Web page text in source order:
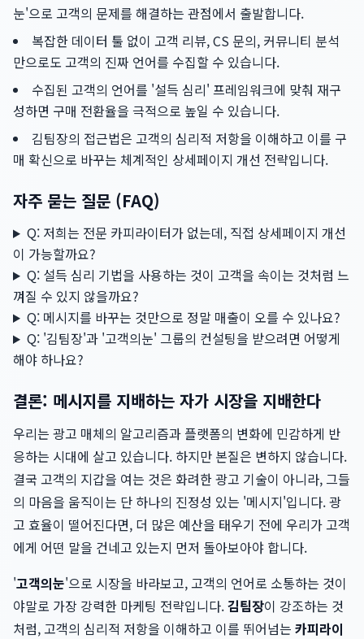
눈'으로 고객의 문제를 해결하는 관점에서 출발합니다.
복잡한 데이터 툴 없이 고객 리뷰, CS 문의, 커뮤니티 분석
만으로도 고객의 진짜 언어를 수집할 수 있습니다.
수집된 고객의 언어를 '설득 심리' 프레임워크에 맞춰 재구
성하면 구매 전환율을 극적으로 높일 수 있습니다.
김팀장의 접근법은 고객의 심리적 저항을 이해하고 이를 구
매 확신으로 바꾸는 체계적인 상세페이지 개선 전략입니다.
자주 묻는 질문 (FAQ)
Q: 저희는 전문 카피라이터가 없는데, 직접 상세페이지 개선
이 가능할까요?
Q: 설득 심리 기법을 사용하는 것이 고객을 속이는 것처럼 느
껴질 수 있지 않을까요?
Q: 메시지를 바꾸는 것만으로 정말 매출이 오를 수 있나요?
Q: '김팀장'과 '고객의눈' 그룹의 컨설팅을 받으려면 어떻게
해야 하나요?
결론: 메시지를 지배하는 자가 시장을 지배한다
우리는 광고 매체의 알고리즘과 플랫폼의 변화에 민감하게 반
응하는 시대에 살고 있습니다. 하지만 본질은 변하지 않습니다.
결국 고객의 지갑을 여는 것은 화려한 광고 기술이 아니라, 그들
의 마음을 움직이는 단 하나의 진정성 있는 '메시지'입니다. 광
고 효율이 떨어진다면, 더 많은 예산을 태우기 전에 우리가 고객
에게 어떤 말을 건네고 있는지 먼저 돌아보아야 합니다.
'고객의눈'으로 시장을 바라보고, 고객의 언어로 소통하는 것이
야말로 가장 강력한 마케팅 전략입니다.김팀장이 강조하는 것
처럼, 고객의 심리적 저항을 이해하고 이를 뛰어넘는 카피라이